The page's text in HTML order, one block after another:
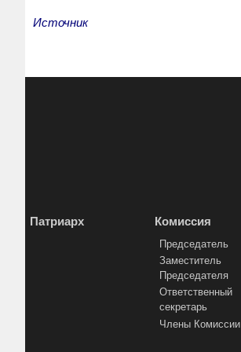
Источник
Патриарх Комиссия
Председатель
Заместитель
Председателя
Ответственный
секретарь
Члены Комиссии